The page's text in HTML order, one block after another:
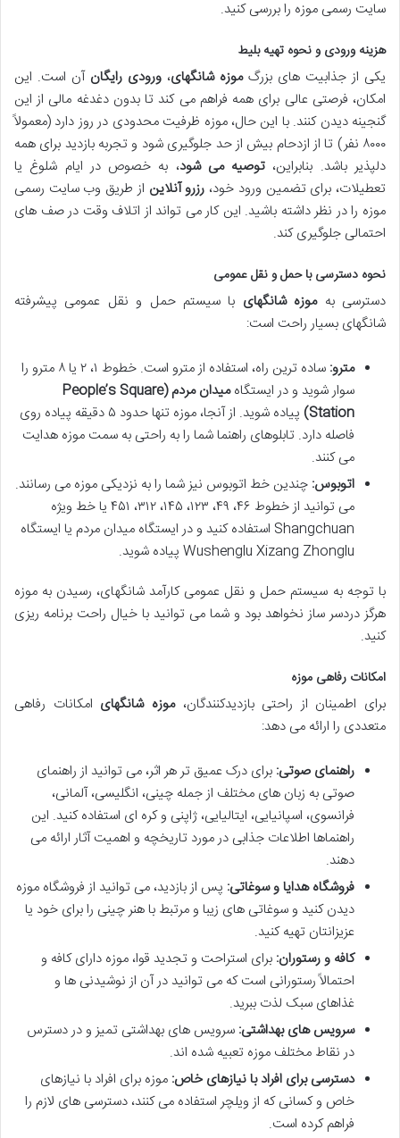
سایت رسمی موزه را بررسی کنید.
هزینه ورودی و نحوه تهیه بلیط
یکی از جذابیت های بزرگموزه شانگهای، ورودی رایگان آن است. این
امکان، فرصتی عالی برای همه فراهم می کند تا بدون دغدغه مالی از این
گنجینه دیدن کنند. با این حال، موزه ظرفیت محدودی در روز دارد (معمولاً
۸۰۰۰ نفر) تا از ازدحام بیش از حد جلوگیری شود و تجربه بازدید برای همه
دلپذیر باشد. بنابراین، توصیه می شود، به خصوص در ایام شلوغ یا
تعطیلات، برای تضمین ورود خود، رزرو آنلاین از طریق وب سایت رسمی
موزه را در نظر داشته باشید. این کار می تواند از اتلاف وقت در صف های
احتمالی جلوگیری کند.
نحوه دسترسی با حمل و نقل عمومی
دسترسی بهموزه شانگهای با سیستم حمل و نقل عمومی پیشرفته
شانگهای بسیار راحت است:
مترو:
ساده ترین راه، استفاده از مترو است. خطوط ۱، ۲ یا ۸ مترو را
سوار شوید و در ایستگاه
میدان مردم (People’s Square
Station)
پیاده شوید. از آنجا، موزه تنها حدود ۵ دقیقه پیاده روی
فاصله دارد. تابلوهای راهنما شما را به راحتی به سمت موزه هدایت
می کنند.
اتوبوس: چندین خط اتوبوس نیز شما را به نزدیکی موزه می رسانند.
می توانید از خطوط ۴۶، ۴۹، ۱۲۳، ۱۴۵، ۳۱۲، ۴۵۱ یا خط ویژه
Shangchuan استفاده کنید و در ایستگاه میدان مردم یا ایستگاه
Wushenglu Xizang Zhonglu پیاده شوید.
با توجه به سیستم حمل و نقل عمومی کارآمد شانگهای، رسیدن به موزه
هرگز دردسر ساز نخواهد بود و شما می توانید با خیال راحت برنامه ریزی
کنید.
امکانات رفاهی موزه
برای اطمینان از راحتی بازدیدکنندگان،موزه شانگهای امکانات رفاهی
متعددی را ارائه می دهد:
راهنمای صوتی: برای درک عمیق تر هر اثر، می توانید از راهنمای
صوتی به زبان های مختلف از جمله چینی، انگلیسی، آلمانی،
فرانسوی، اسپانیایی، ایتالیایی، ژاپنی و کره ای استفاده کنید. این
راهنماها اطلاعات جذابی در مورد تاریخچه و اهمیت آثار ارائه می
دهند.
فروشگاه هدایا و سوغاتی: پس از بازدید، می توانید از فروشگاه موزه
دیدن کنید و سوغاتی های زیبا و مرتبط با هنر چینی را برای خود یا
عزیزانتان تهیه کنید.
کافه و رستوران: برای استراحت و تجدید قوا، موزه دارای کافه و
احتمالاً رستورانی است که می توانید در آن از نوشیدنی ها و
غذاهای سبک لذت ببرید.
سرویس های بهداشتی: سرویس های بهداشتی تمیز و در دسترس
در نقاط مختلف موزه تعبیه شده اند.
دسترسی برای افراد با نیازهای خاص: موزه برای افراد با نیازهای
خاص و کسانی که از ویلچر استفاده می کنند، دسترسی های لازم را
فراهم کرده است.